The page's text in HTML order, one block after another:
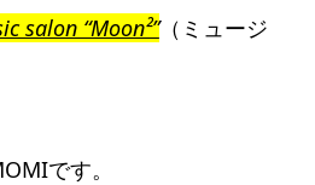
salon “Moon²”（ミュージ
です。